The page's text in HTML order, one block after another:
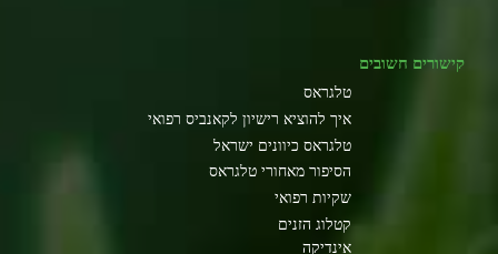
קישורים חשובים
טלגראס
איך להוציא רישיון לקאנביס רפואי
טלגראס כיוונים ישראל
הסיפור מאחורי טלגראס
שקיות רפואי
קטלוג הזנים
אינדיקה